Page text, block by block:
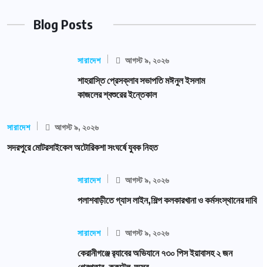
Blog Posts
সারাদেশ আগস্ট ৯, ২০২৬
শাহরাস্তি প্রেসক্লাব সভাপতি মঈনুল ইসলাম
কাজলের শ্বশুরের ইন্তেকাল
সারাদেশ আগস্ট ৯, ২০২৬
সদরপুরে মোটরসাইকেল অটোরিকশা সংঘর্ষে যুবক নিহত
সারাদেশ আগস্ট ৯, ২০২৬
পলাশবাড়ীতে গ্যাস লাইন,শিল্প কলকারখানা ও কর্মসংস্থানের দাবি
সারাদেশ আগস্ট ৯, ২০২৬
কেরানীগঞ্জে র‍্যাবের অভিযানে ৭৩০ পিস ইয়াবাসহ ২ জন